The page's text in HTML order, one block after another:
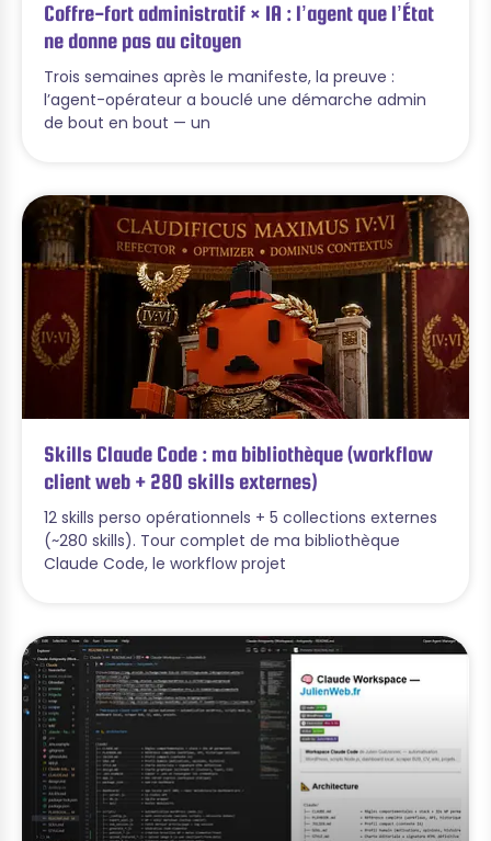
Coffre-fort administratif × IA : l’agent que l’État
ne donne pas au citoyen
Trois semaines après le manifeste, la preuve :
l’agent-opérateur a bouclé une démarche admin
de bout en bout — un
Skills Claude Code : ma bibliothèque (workflow
client web + 280 skills externes)
12 skills perso opérationnels + 5 collections externes
(~280 skills). Tour complet de ma bibliothèque
Claude Code, le workflow projet